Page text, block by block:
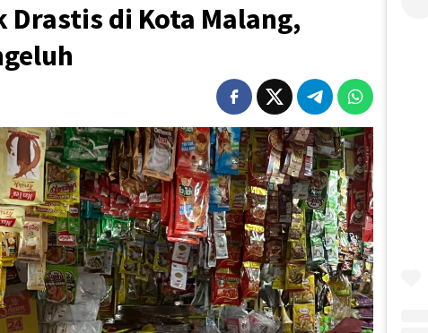
Drastis di Kota Malang,